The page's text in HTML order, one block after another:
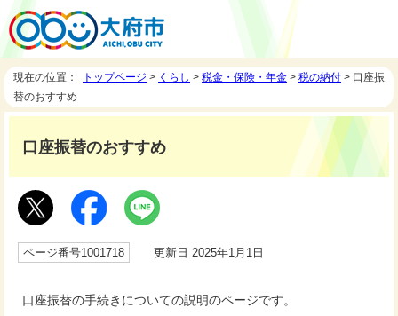
現在の位置： トップページ > くらし > 税金・保険・年金 > 税の納付 > 口座振
替のおすすめ
口座振替のおすすめ
ページ番号1001718 更新日 2025年1月1日
口座振替の手続きについての説明のページです。